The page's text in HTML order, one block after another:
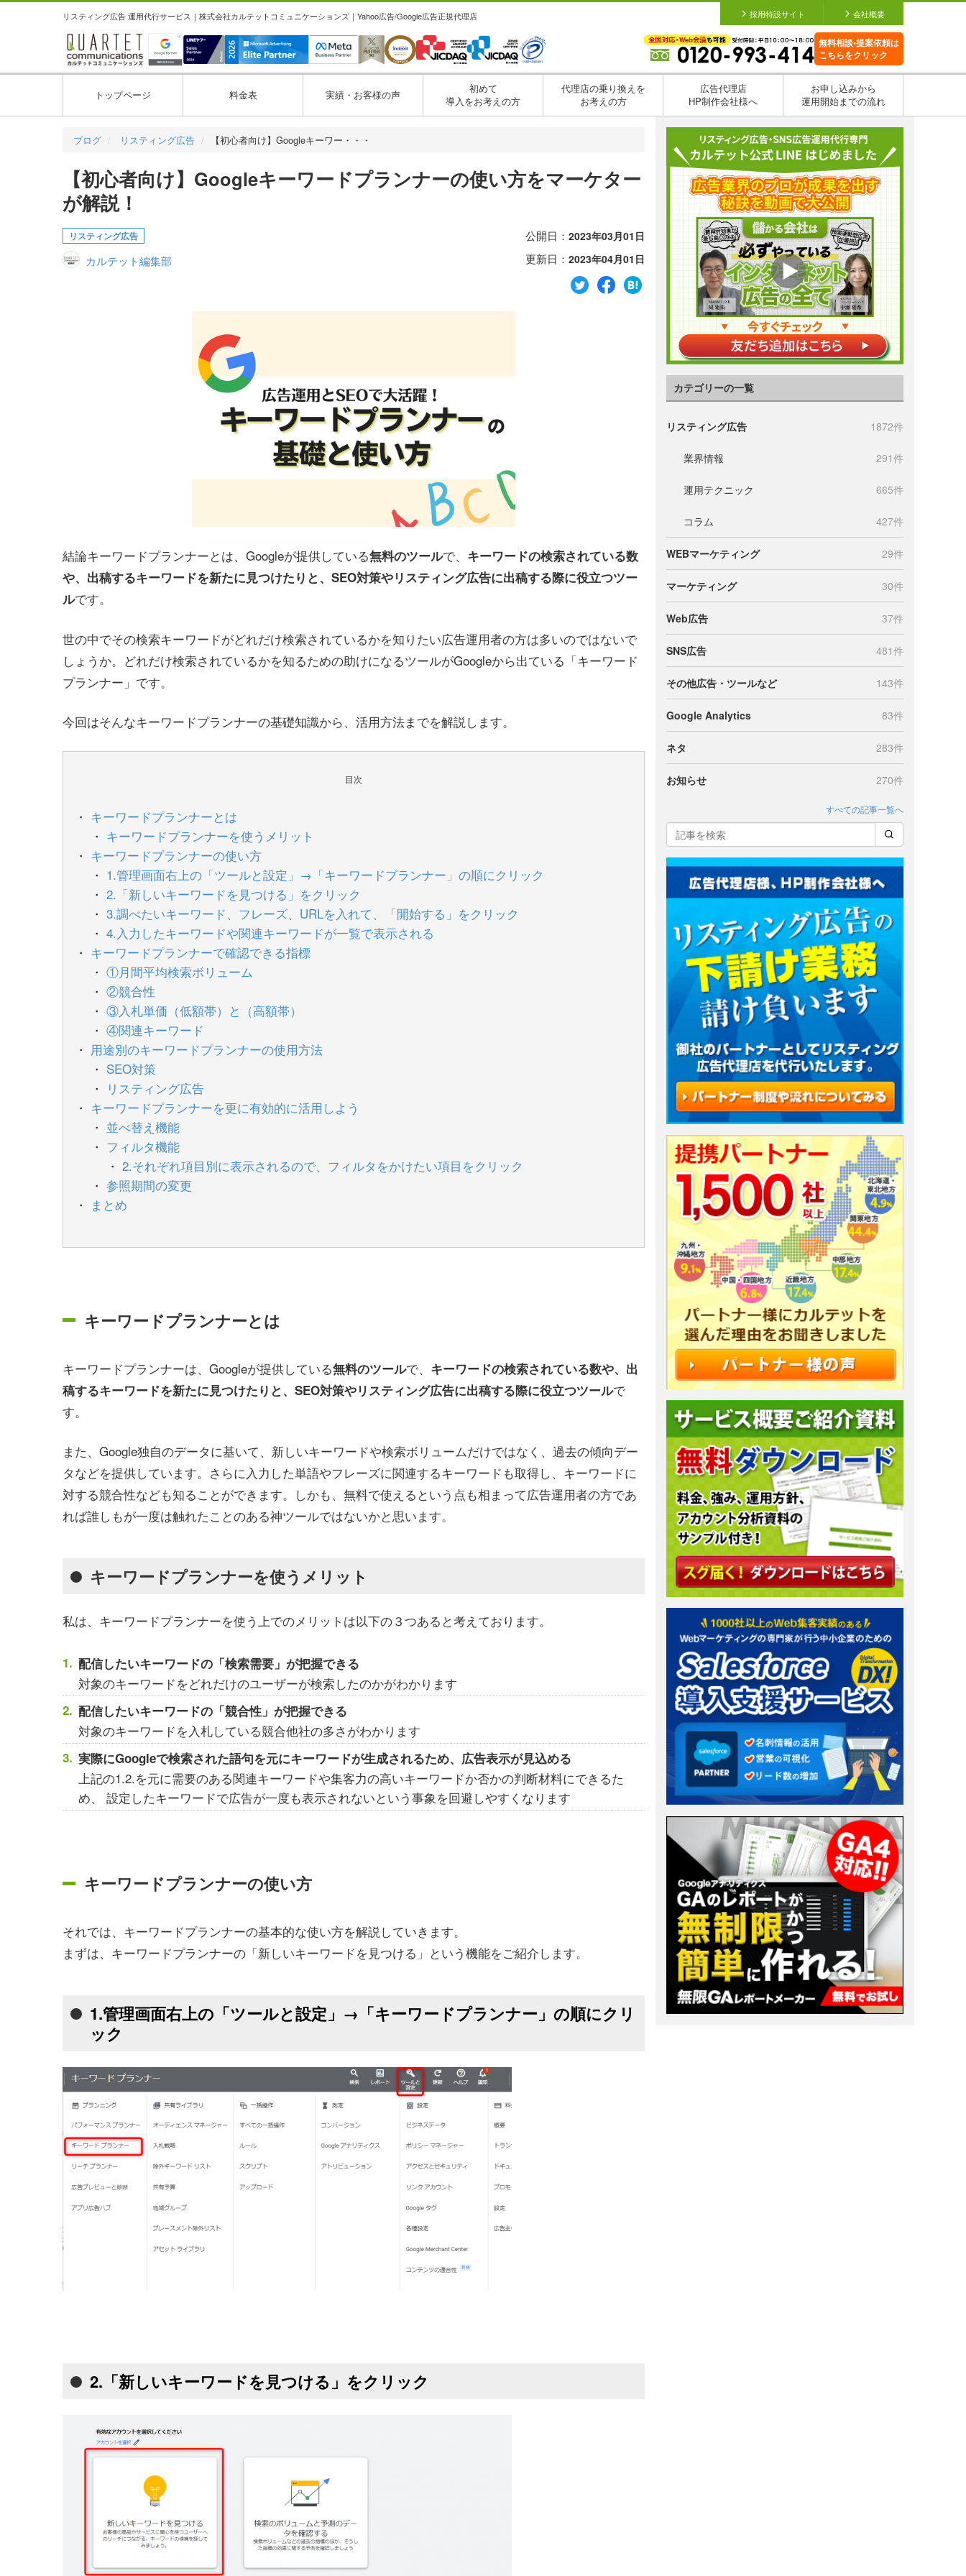
リスティング広告 運用代行サービス｜株式会社カルテットコミュニケーションズ｜Yahoo広告/Google広告正規代理店 採用特設サイト 会社概要
無料相談•提案依頼は
こちらをクリック
トップページ 料金表 実績・お客様の声
初めて
導入をお考えの方
代理店の乗り換えを
お考えの方
広告代理店
HP制作会社様へ
お申し込みから
運用開始までの流れ
ブログ リスティング広告 【初心者向け】Googleキーワー・・・
【初心者向け】Googleキーワードプランナーの使い方をマーケター
が解説！
リスティング広告
カルテット編集部
公開日： 2023年03月01日
更新日： 2023年04月01日
結論キーワードプランナーとは、Googleが提供している無料のツールで、 キーワードの検索されている数
や、出稿するキーワードを新たに見つけたりと、SEO対策やリスティング広告に出稿する際に役立つツー
ルです。
世の中でその検索キーワードがどれだけ検索されているかを知りたい広告運用者の方は多いのではないで
しょうか。どれだけ検索されているかを知るための助けになるツールがGoogleから出ている「キーワード
プランナー」です。
今回はそんなキーワードプランナーの基礎知識から、活用方法までを解説します。
目次
キーワードプランナーとは
キーワードプランナーを使うメリット
キーワードプランナーの使い方
1.管理画面右上の「ツールと設定」→「キーワードプランナー」の順にクリック
2.「新しいキーワードを見つける」をクリック
3.調べたいキーワード、フレーズ、URLを入れて、「開始する」をクリック
4.入力したキーワードや関連キーワードが一覧で表示される
キーワードプランナーで確認できる指標
①月間平均検索ボリューム
②競合性
③入札単価（低額帯）と（高額帯）
④関連キーワード
用途別のキーワードプランナーの使用方法
SEO対策
リスティング広告
キーワードプランナーを更に有効的に活用しよう
並べ替え機能
フィルタ機能
2.それぞれ項目別に表示されるので、フィルタをかけたい項目をクリック
参照期間の変更
まとめ
キーワードプランナーとは
キーワードプランナーは、Googleが提供している無料のツールで、 キーワードの検索されている数や、出
稿するキーワードを新たに見つけたりと、SEO対策やリスティング広告に出稿する際に役立つツールで
す。
また、Google独自のデータに基いて、新しいキーワードや検索ボリュームだけではなく、過去の傾向デー
タなどを提供しています。さらに入力した単語やフレーズに関連するキーワードも取得し、キーワードに
対する競合性なども知ることができます。しかも、無料で使えるという点も相まって広告運用者の方であ
れば誰しもが一度は触れたことのある神ツールではないかと思います。
キーワードプランナーを使うメリット
私は、キーワードプランナーを使う上でのメリットは以下の３つあると考えております。
配信したいキーワードの「検索需要」が把握できる
対象のキーワードをどれだけのユーザーが検索したのかがわかります
配信したいキーワードの「競合性」が把握できる
対象のキーワードを入札している競合他社の多さがわかります
実際にGoogleで検索された語句を元にキーワードが生成されるため、広告表示が見込める
上記の1.2.を元に需要のある関連キーワードや集客力の高いキーワードか否かの判断材料にできるた
め、 設定したキーワードで広告が一度も表示されないという事象を回避しやすくなります
キーワードプランナーの使い方
それでは、キーワードプランナーの基本的な使い方を解説していきます。
まずは、キーワードプランナーの「新しいキーワードを見つける」という機能をご紹介します。
1.管理画面右上の「ツールと設定」→「キーワードプランナー」の順にクリ
ック
2.「新しいキーワードを見つける」をクリック
カテゴリーの一覧
リスティング広告 1872件
業界情報 291件
運用テクニック 665件
コラム 427件
WEBマーケティング 29件
マーケティング 30件
Web広告 37件
SNS広告 481件
その他広告・ツールなど 143件
Google Analytics 83件
ネタ 283件
お知らせ 270件
すべての記事一覧へ